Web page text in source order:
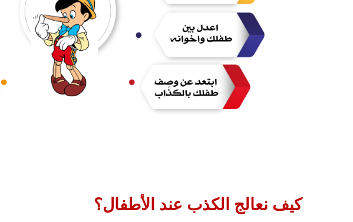
كيف نعالج الكذب عند الأطفال؟